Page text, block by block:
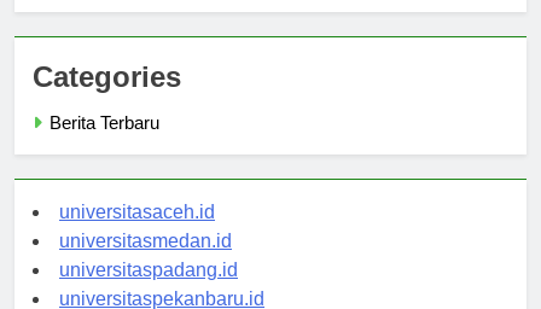
Categories
universitasaceh.id
universitasmedan.id
universitaspadang.id